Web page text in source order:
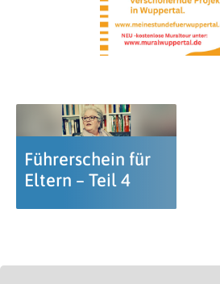
Führerschein für
Eltern – Teil 4